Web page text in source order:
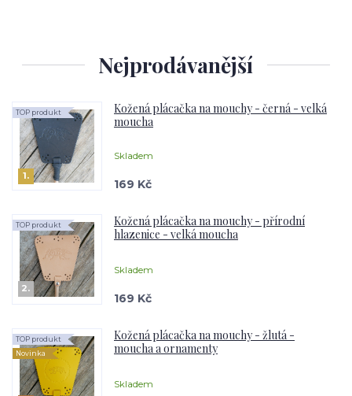
Nejprodávanější
1.
Kožená plácačka na mouchy - černá - velká
moucha
Skladem
TOP produkt
169 Kč
2.
Kožená plácačka na mouchy - přírodní
hlazenice - velká moucha
Skladem
TOP produkt
169 Kč
Kožená plácačka na mouchy - žlutá -
moucha a ornamenty
Skladem
TOP produkt
Novinka